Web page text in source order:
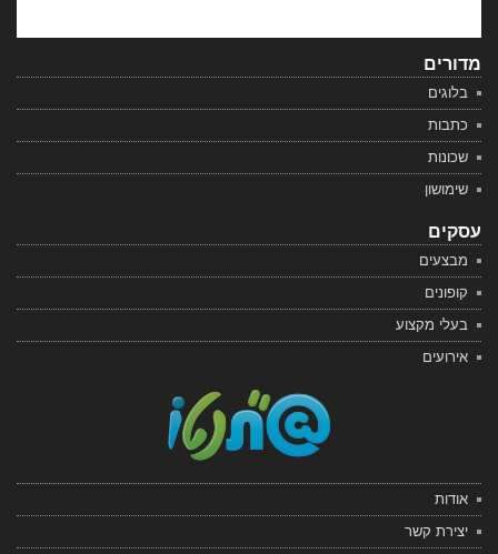
מדורים
בלוגים
כתבות
שכונות
שימושון
עסקים
מבצעים
קופונים
בעלי מקצוע
אירועים
אודות
יצירת קשר